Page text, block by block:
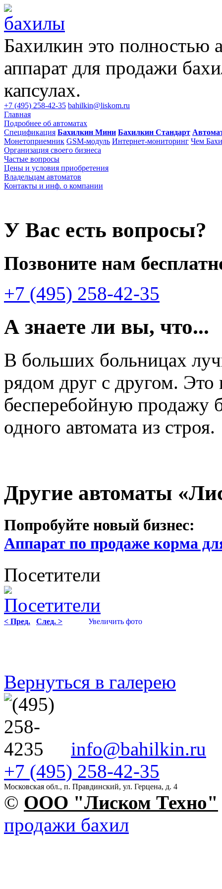
Бахилкин это полностью
аппарат для продажи
капсулах.
+7 (495) 258-42-35 bahilkin@liskom.ru
Главная
Подробнее об автоматах
Спецификация Бахилкин Мини Бахилкин Стандарт
Монетоприемник GSM-модуль Интернет-мониторинг Чем
Организация своего бизнеса
Частые вопросы
Цены и условия приобретения
Владельцам автоматов
Контакты и инф. о компании
У Вас есть вопросы?
Позвоните нам
+7 (495) 258-42-35
А знаете ли вы, что...
В больших больницах
рядом друг с другом. Это
бесперебойную продажу
одного автомата из строя.
Другие автоматы
Попробуйте новый бизнес:
Аппарат по продаже корма
Посетители
< Пред. След. > Увеличить фото
Вернуться в галерею
info@bahilkin.ru
+7 (495) 258-42-35
Московская обл., п. Правдинский, ул. Герцена, д. 4
© OOO "Лиском Техно"
продажи бахил